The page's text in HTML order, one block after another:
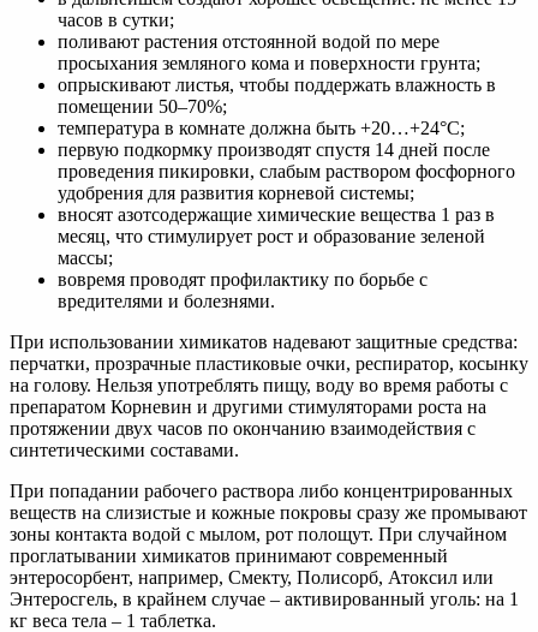
часов в сутки;
поливают растения отстоянной водой по мере
просыхания земляного кома и поверхности грунта;
опрыскивают листья, чтобы поддержать влажность в
помещении 50–70%;
температура в комнате должна быть +20…+24°С;
первую подкормку производят спустя 14 дней после
проведения пикировки, слабым раствором фосфорного
удобрения для развития корневой системы;
вносят азотсодержащие химические вещества 1 раз в
месяц, что стимулирует рост и образование зеленой
массы;
вовремя проводят профилактику по борьбе с
вредителями и болезнями.
При использовании химикатов надевают защитные средства:
перчатки, прозрачные пластиковые очки, респиратор, косынку
на голову. Нельзя употреблять пищу, воду во время работы с
препаратом Корневин и другими стимуляторами роста на
протяжении двух часов по окончанию взаимодействия с
синтетическими составами.
При попадании рабочего раствора либо концентрированных
веществ на слизистые и кожные покровы сразу же промывают
зоны контакта водой с мылом, рот полощут. При случайном
проглатывании химикатов принимают современный
энтеросорбент, например, Смекту, Полисорб, Атоксил или
Энтеросгель, в крайнем случае – активированный уголь: на 1
кг веса тела – 1 таблетка.